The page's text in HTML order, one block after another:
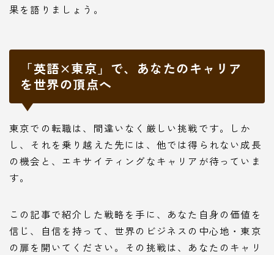
果を語りましょう。
「英語×東京」で、あなたのキャリア
を世界の頂点へ
東京での転職は、間違いなく厳しい挑戦です。しか
し、それを乗り越えた先には、他では得られない成長
の機会と、エキサイティングなキャリアが待っていま
す。
この記事で紹介した戦略を手に、あなた自身の価値を
信じ、自信を持って、世界のビジネスの中心地・東京
の扉を開いてください。その挑戦は、あなたのキャリ